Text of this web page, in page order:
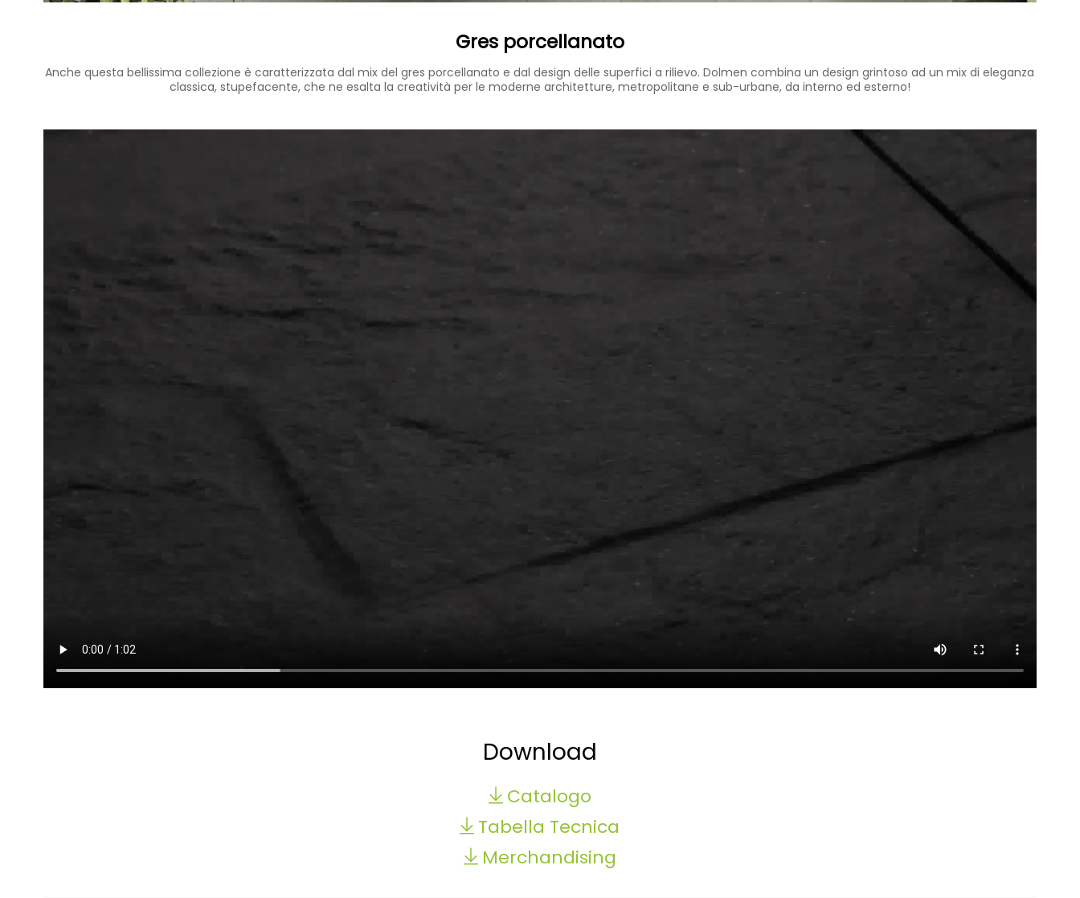
Gres porcellanato
Anche questa bellissima collezione è caratterizzata dal mix del gres porcellanato e dal design delle superfici a rilievo. Dolmen combina un design grintoso ad un mix di eleganza
classica, stupefacente, che ne esalta la creatività per le moderne architetture, metropolitane e sub-urbane, da interno ed esterno!
Download
Catalogo
Tabella Tecnica
Merchandising